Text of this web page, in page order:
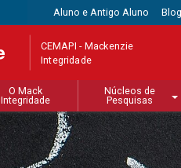
Aluno e Antigo Aluno Blog
CEMAPI - Mackenzie
Integridade
O Mack
Integridade
Núcleos de
Pesquisas